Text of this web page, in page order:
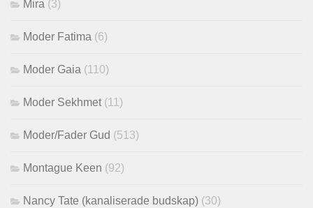
Mira (3)
Moder Fatima (6)
Moder Gaia (110)
Moder Sekhmet (11)
Moder/Fader Gud (513)
Montague Keen (92)
Nancy Tate (kanaliserade budskap) (30)